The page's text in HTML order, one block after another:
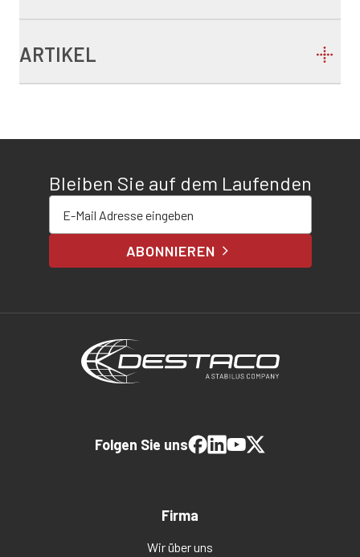
ARTIKEL
Bleiben Sie auf dem Laufenden
ABONNIEREN
Firma
Wir über uns
Folgen Sie uns